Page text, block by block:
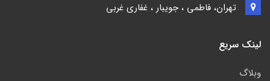
تهران، فاطمی ، جویبار ، غفاری غربی
لینک سریع
وبلاگ